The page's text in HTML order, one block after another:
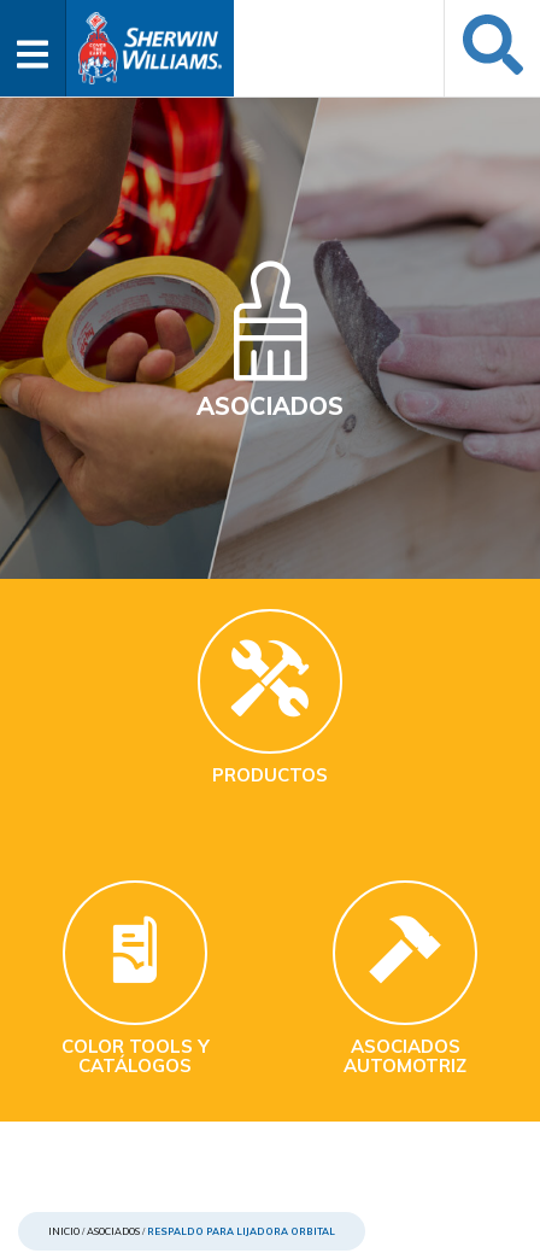
ASOCIADOS
PRODUCTOS
COLOR TOOLS Y
CATÁLOGOS
ASOCIADOS
AUTOMOTRIZ
INICIO /ASOCIADOS / RESPALDO PARA LIJADORA ORBITAL